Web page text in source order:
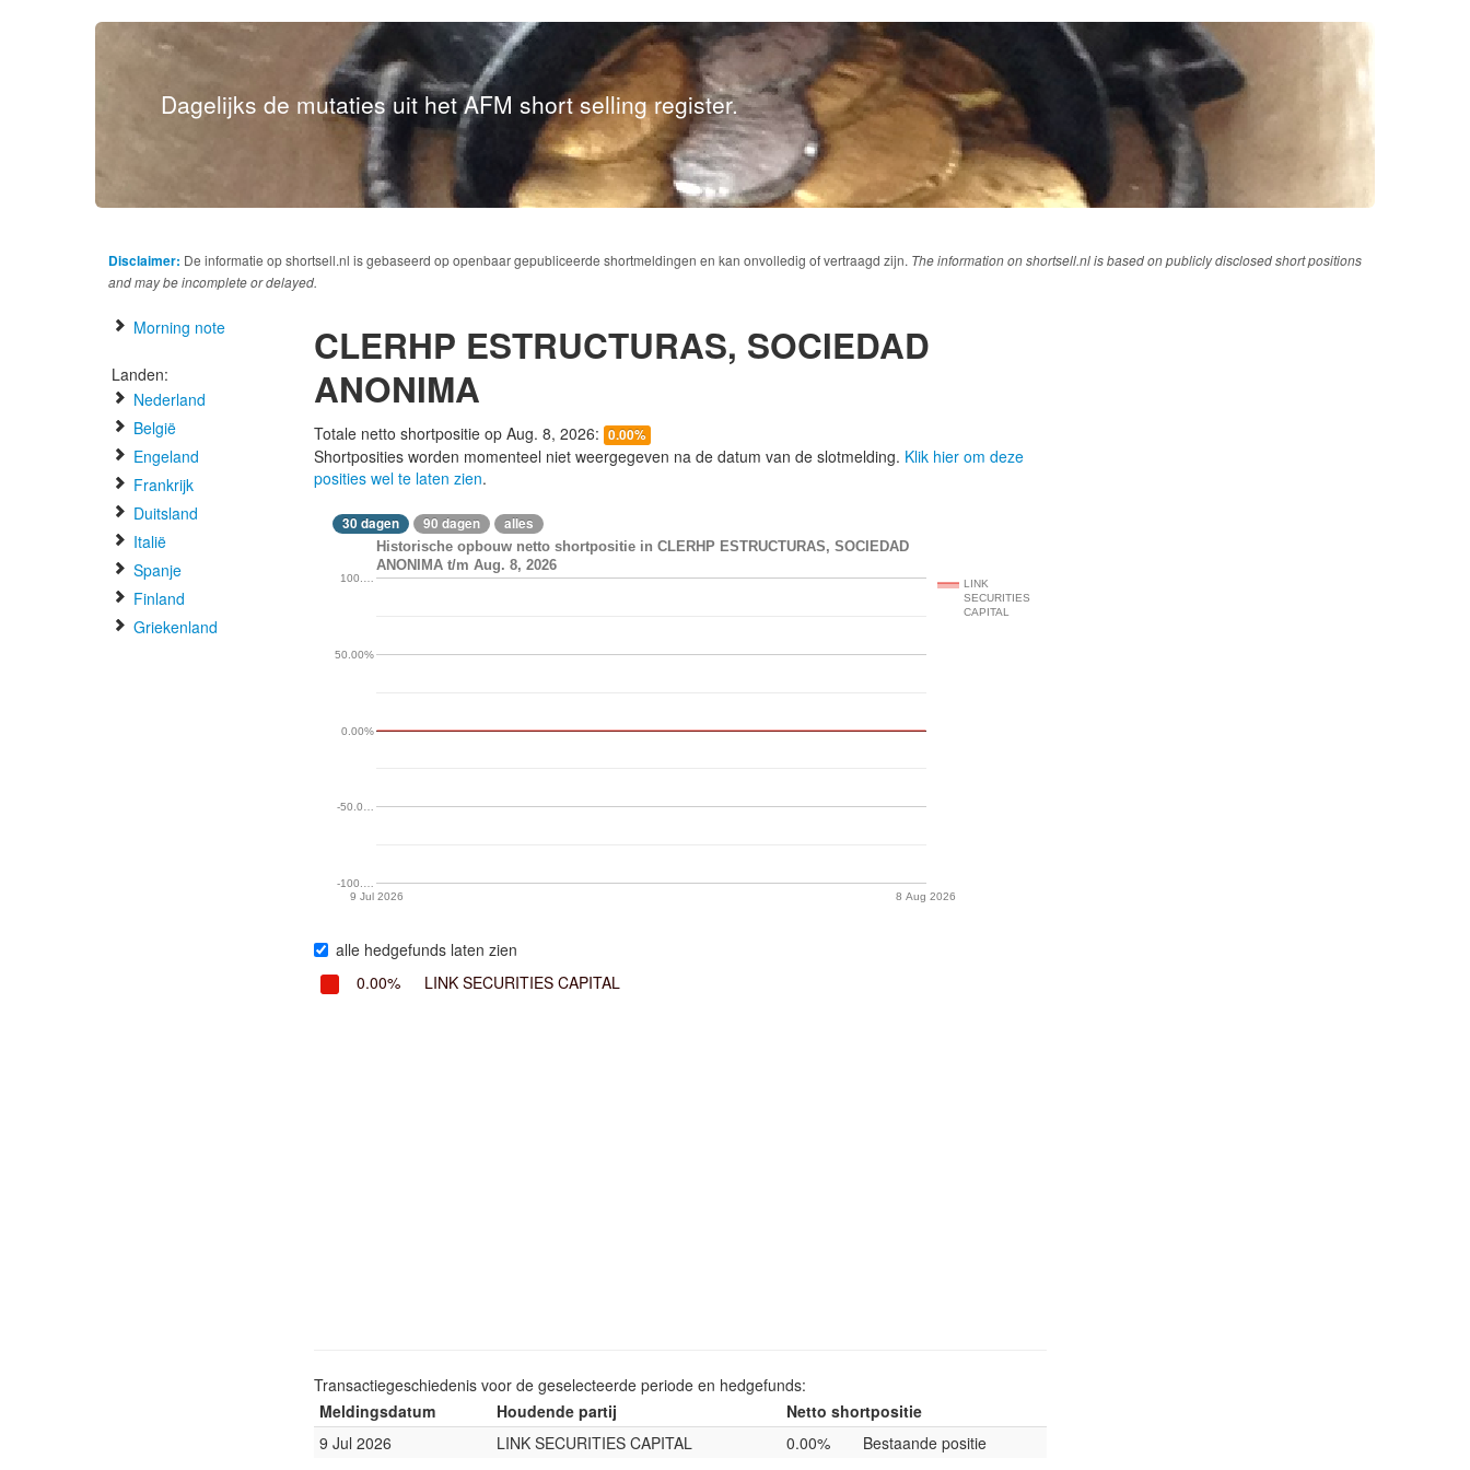
Dagelijks de mutaties uit het AFM short selling register.
Disclaimer: De informatie op shortsell.nl is gebaseerd op openbaar gepubliceerde shortmeldingen en kan onvolledig of vertraagd zijn. The information on shortsell.nl is based on publicly disclosed short positions
and may be incomplete or delayed.
Morning note
Landen:
Nederland
België
Engeland
Frankrijk
Duitsland
Italië
Spanje
Finland
Griekenland
CLERHP ESTRUCTURAS, SOCIEDAD
ANONIMA
Totale netto shortpositie op Aug. 8, 2026: 0.00%
Shortposities worden momenteel niet weergegeven na de datum van de slotmelding. Klik hier om deze
posities wel te laten zien.
30 dagen 90 dagen alles
Historische opbouw netto shortpositie in CLERHP ESTRUCTURAS, SOCIEDAD
ANONIMA t/m Aug. 8, 2026
LINK
SECURITIES
CAPITAL
9 Jul 2026 8 Aug 2026
-100.…
-50.0…
0.00%
50.00%
100.…
alle hedgefunds laten zien
0.00%
LINK SECURITIES CAPITAL
Transactiegeschiedenis voor de geselecteerde periode en hedgefunds:
Meldingsdatum
Houdende partij
Netto shortpositie
9 Jul 2026
LINK SECURITIES CAPITAL 0.00% Bestaande positie